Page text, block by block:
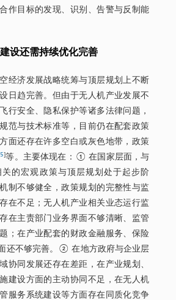
作目标的发现、识别、告警与反制能
设还需持续优化完善
经济发展战略统筹与顶层规划上不断
日趋完善。但由于无人机产业发展不
行安全、隐私保护等诸多法律问题，
范与技术标准等，目前仍在配套政策
面还存在许多空白或灰色地带，政策
5]等。主要体现在：① 在国家层面，与
的宏观政策与顶层规划处于起步阶
制不够健全，政策规划的完整性与监
在不足；无人机产业相关业态运行监
在主责部门业务界面不够清晰、监管
；在产业配套的财政金融服务、保险
还不够完善。② 在地方政府与企业层
协同发展还存在差距，在产业规划、
建设方面的主动协同不足，在无人机
服务系统建设等方面存在同质化竞争